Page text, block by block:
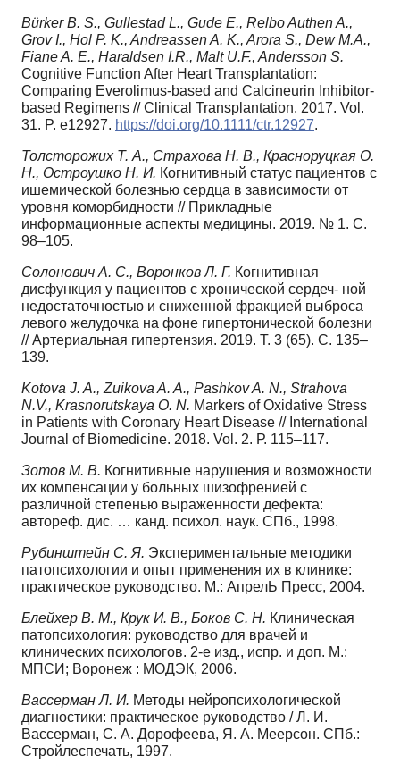
Bürker B. S., Gullestad L., Gude E., Relbo Authen A.,
Grov I., Hol P. K., Andreassen A. K., Arora S., Dew M.A.,
Fiane A. E., Haraldsen I.R., Malt U.F., Andersson S.
Cognitive Function After Heart Transplantation:
Comparing Everolimus‐based and Calcineurin Inhibitor‐
based Regimens // Clinical Transplantation. 2017. Vol.
31. P. e12927. https://doi.org/10.1111/ctr.12927.
Толсторожих Т. А., Страхова Н. В., Красноруцкая О.
Н., Остроушко Н. И. Когнитивный статус пациентов с
ишемической болезнью сердца в зависимости от
уровня коморбидности // Прикладные
информационные аспекты медицины. 2019. № 1. С.
98–105.
Солонович А. С., Воронков Л. Г. Когнитивная
дисфункция у пациентов с хронической сердеч- ной
недостаточностью и сниженной фракцией выброса
левого желудочка на фоне гипертонической болезни
// Артериальная гипертензия. 2019. Т. 3 (65). С. 135–
139.
Kotova J. A., Zuikova A. A., Pashkov A. N., Strahova
N.V., Krasnorutskaya O. N. Markers of Oxidative Stress
in Patients with Coronary Heart Disease // International
Journal of Biomedicine. 2018. Vol. 2. Р. 115–117.
Зотов М. В. Когнитивные нарушения и возможности
их компенсации у больных шизофренией с
различной степенью выраженности дефекта:
автореф. дис. … канд. психол. наук. СПб., 1998.
Рубинштейн С. Я. Экспериментальные методики
патопсихологии и опыт применения их в клинике:
практическое руководство. М.: АпрелЬ Пресс, 2004.
Блейхер В. М., Крук И. В., Боков С. Н. Клиническая
патопсихология: руководство для врачей и
клинических психологов. 2-е изд., испр. и доп. М.:
МПСИ; Воронеж : МОДЭК, 2006.
Вассерман Л. И. Методы нейропсихологической
диагностики: практическое руководство / Л. И.
Вассерман, С. А. Дорофеева, Я. А. Меерсон. СПб.:
Стройлеспечать, 1997.